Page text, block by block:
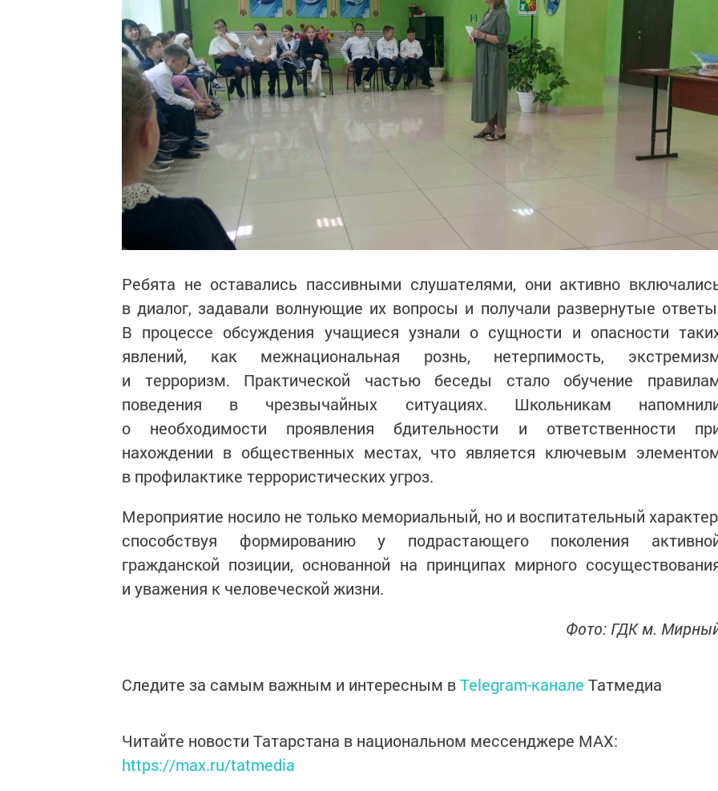
Ребята не оставались пассивными слушателями, они активно
в диалог, задавали волнующие их вопросы и получали развернутые
В процессе обсуждения учащиеся узнали о сущности и опасности
явлений, как межнациональная рознь, нетерпимость,
и терроризм. Практической частью беседы стало обучение
поведения в чрезвычайных ситуациях. Школьникам
о необходимости проявления бдительности и ответственности
нахождении в общественных местах, что является ключевым
в профилактике террористических угроз.
Мероприятие носило не только мемориальный, но и воспитательный
способствуя формированию у подрастающего поколения
гражданской позиции, основанной на принципах мирного
и уважения к человеческой жизни.
Фото: ГДК м.
Следите за самым важным и интересным вTelegram-канале Татмедиа
Читайте новости Татарстана в национальном мессенджере MАХ:
https://max.ru/tatmedia